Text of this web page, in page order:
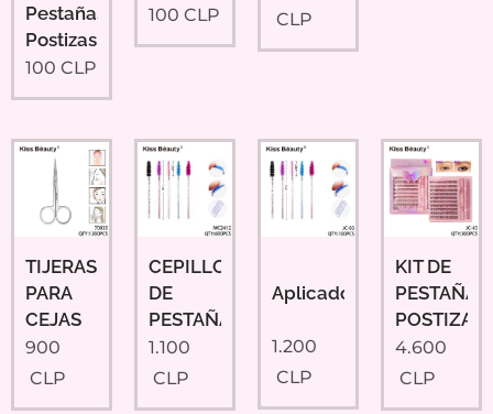
Pestañas
Postizas
100 CLP
100 CLP
CLP
TIJERAS
PARA
CEJAS
900
CLP
CEPILLOS
DE
PESTAÑAS
1.100
CLP
Aplicadores
1.200
CLP
KIT DE
PESTAÑAS
POSTIZAS
4.600
CLP